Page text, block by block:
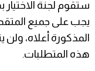
ستقوم لجنة
يجب على جميع
المذكورة أعلاه،
هذه المتطلبات.